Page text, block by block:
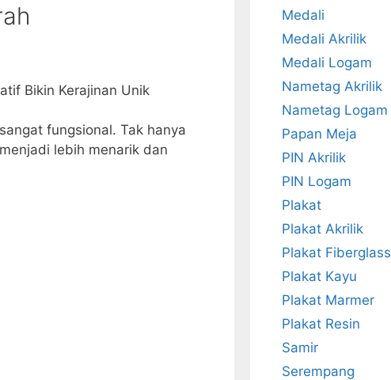
fungsional. Tak hanya
lebih menarik dan
Medali
Medali Akrilik
Medali Logam
Nametag Akrilik
Nametag Logam
Papan Meja
PIN Akrilik
PIN Logam
Plakat
Plakat Akrilik
Plakat Fiberglass
Plakat Kayu
Plakat Marmer
Plakat Resin
Samir
Serempang